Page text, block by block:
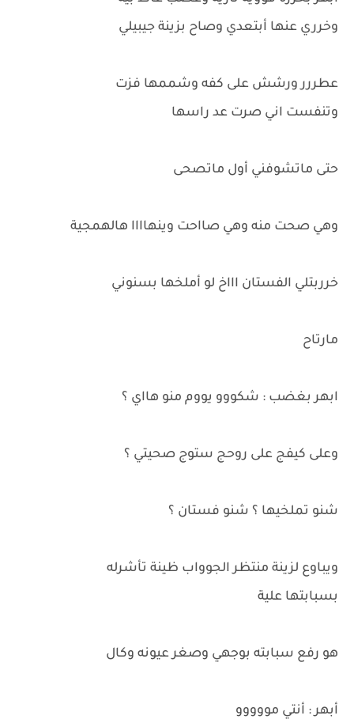
وخرري عنها أبتعدي وصاح بزينة جيبيلي
عطررر ورشش على كفه وشممها فزت
وتنفست اني صرت عد راسها
حتى ماتشوفني أول ماتصحى
وهي صحت منه وهي صااحت وينهاااا هالهمجية
خرربتلي الفستان اااخ لو أملخها بسنوني
مارتاح
ابهر بغضب : شكووو يووم منو هااي ؟
وعلى كيفج على روحج ستوج صحيتي ؟
شنو تملخيها ؟ شنو فستان ؟
ويباوع لزينة منتظر الجوواب ظينة تأشرله
بسبابتها علية
هو رفع سبابته بوجهي وصغر عيونه وكال
أبهر : أنتي مووووو